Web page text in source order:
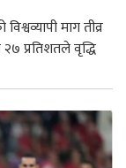
माग तीव्र
प्रतिशतले वृद्धि